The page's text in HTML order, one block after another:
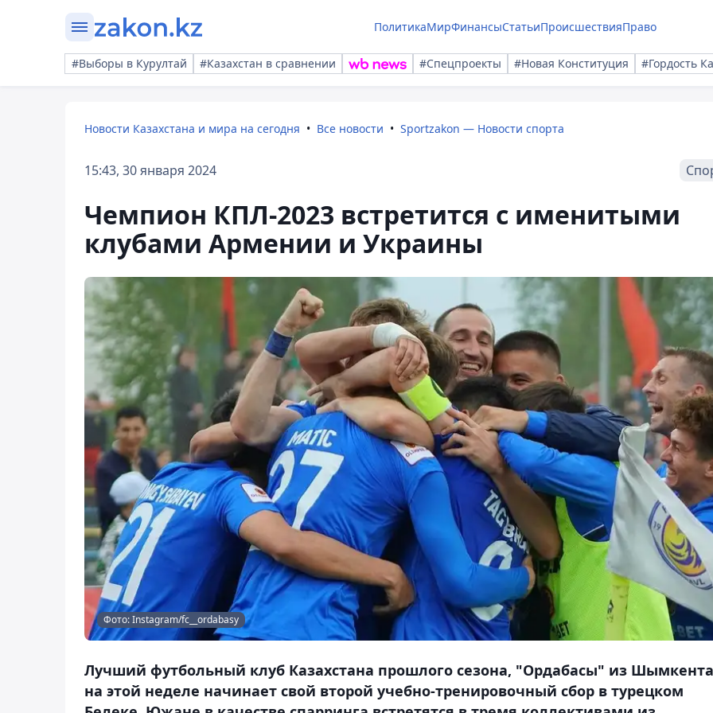
ПолитикаМирФинансыСтатьиПроисшествияПраво
#Выборы в Курултай #Казахстан в сравнении #Спецпроекты #Новая Конституция #Гордость
Новости Казахстана и мира на сегодня Все новости Sportzakon — Новости спорта
15:43, 30 января 2024
Чемпион КПЛ-2023 встретится с именитыми
клубами Армении и Украины
Фото: Instagram/fc__ordabasy
Лучший футбольный клуб Казахстана прошлого сезона, "Ордабасы" из Шымкента
на этой неделе начинает свой второй учебно-тренировочный сбор в турецком